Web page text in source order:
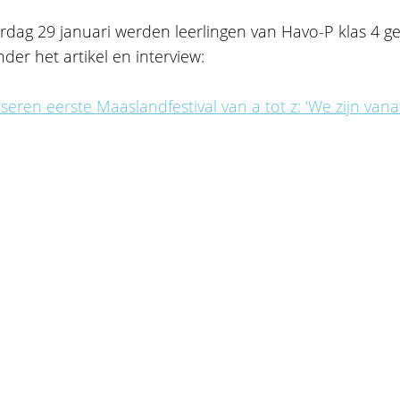
29 januari werden leerlingen van Havo-P klas 4
het artikel en interview:
eerste Maaslandfestival van a tot z: ‘We zijn